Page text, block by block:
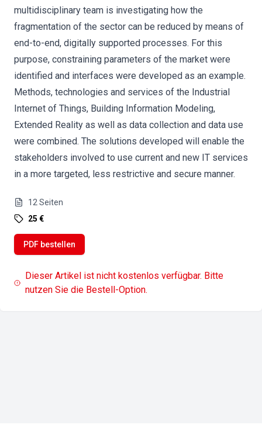
multidisciplinary team is investigating how the
fragmentation of the sector can be reduced by means of
end-to-end, digitally supported processes. For this
purpose, constraining parameters of the market were
identified and interfaces were developed as an example.
Methods, technologies and services of the Industrial
Internet of Things, Building Information Modeling,
Extended Reality as well as data collection and data use
were combined. The solutions developed will enable the
stakeholders involved to use current and new IT services
in a more targeted, less restrictive and secure manner.
12 Seiten
25 €
PDF bestellen
Dieser Artikel ist nicht kostenlos verfügbar. Bitte
nutzen Sie die Bestell-Option.